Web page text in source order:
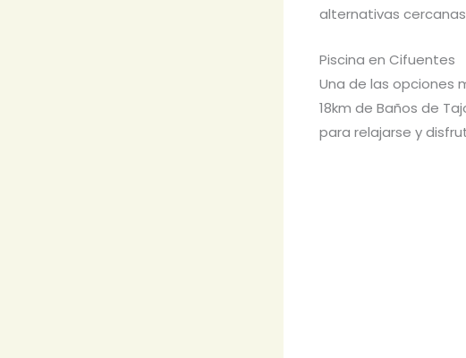
alternativas
Piscina en Cifuentes
Una de las opciones
18km de Baños de
para relajarse y